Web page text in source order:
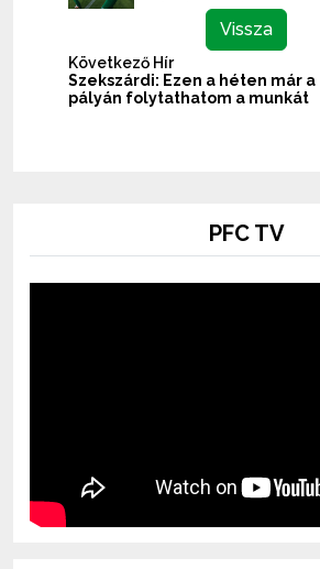
Vissza
Következő Hír
Szekszárdi: Ezen a héten már a
pályán folytathatom a munkát
PFC TV